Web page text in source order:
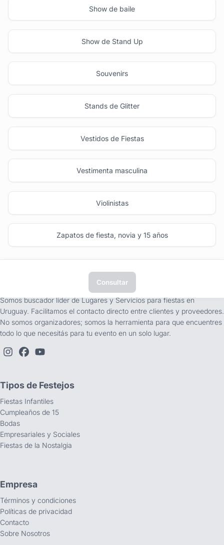
Show de baile
Show de Stand Up
Souvenirs
Stands de Glitter
Vestidos de Fiestas
Vestimenta masculina
Violinistas
Zapatos de fiesta, novia y 15 años
Consultar
Somos buscador líder de Lugares y Servicios para fiestas en
Uruguay. Facilitamos el contacto directo entre clientes y proveedores.
No somos organizadores; somos la herramienta para que encuentres
todo lo que necesitás para tu evento en un solo lugar.
Tipos de Festejos
Fiestas Infantiles
Cumpleaños de 15
Bodas
Empresariales y Sociales
Fiestas de la Nostalgia
Empresa
Términos y condiciones
Políticas de privacidad
Contacto
Sobre Nosotros